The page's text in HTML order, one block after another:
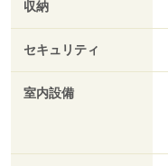
収納
セキュリティ
室内設備